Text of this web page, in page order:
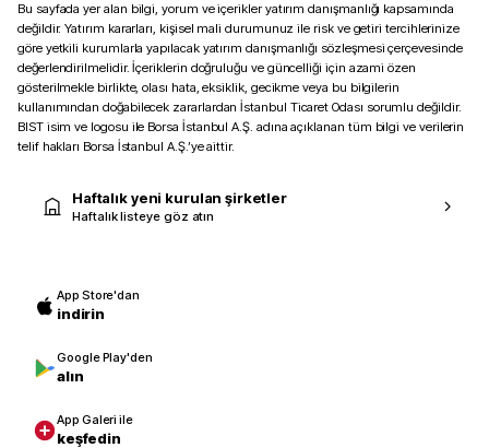
Bu sayfada yer alan bilgi, yorum ve içerikler yatırım danışmanlığı kapsamında
değildir. Yatırım kararları, kişisel mali durumunuz ile risk ve getiri tercihlerinize
göre yetkili kurumlarla yapılacak yatırım danışmanlığı sözleşmesi çerçevesinde
değerlendirilmelidir. İçeriklerin doğruluğu ve güncelliği için azami özen
gösterilmekle birlikte, olası hata, eksiklik, gecikme veya bu bilgilerin
kullanımından doğabilecek zararlardan İstanbul Ticaret Odası sorumlu değildir.
BIST isim ve logosu ile Borsa İstanbul A.Ş. adına açıklanan tüm bilgi ve verilerin
telif hakları Borsa İstanbul A.Ş.’ye aittir.
Haftalık yeni kurulan şirketler
Haftalık listeye göz atın
App Store'dan
indirin
Google Play'den
alın
App Galeri ile
keşfedin